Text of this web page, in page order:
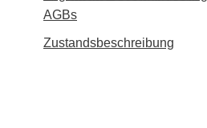
AGBs
Zustandsbeschreibung